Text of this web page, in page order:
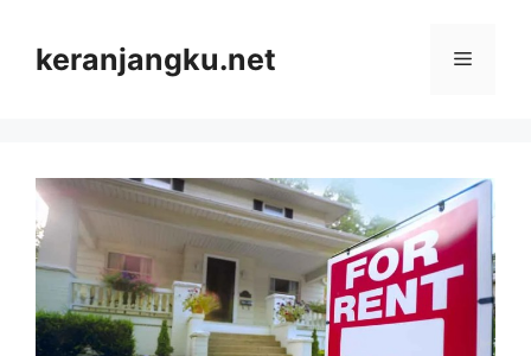
contentkeranjangku.net Menu